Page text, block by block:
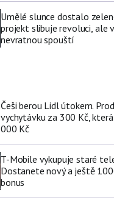
Umělé slunce dostalo
projekt slibuje revoluci, ale
nevratnou spouští
Češi berou Lidl útokem.
vychytávku za 300 Kč,
000 Kč
T-Mobile vykupuje staré
Dostanete nový a ještě
bonus